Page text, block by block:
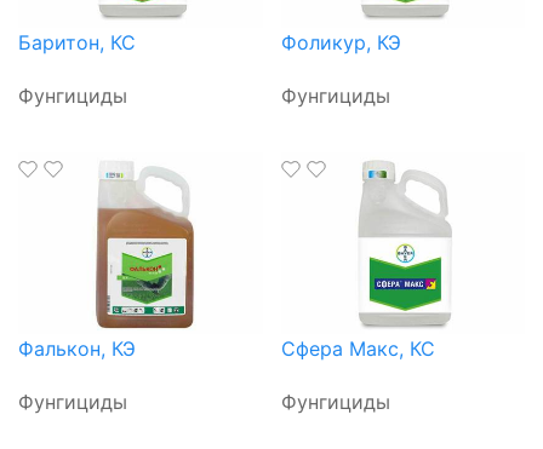
Баритон, КС
Фунгициды
Фоликур, КЭ
Фунгициды
Фалькон, КЭ
Фунгициды
Сфера Макс, КС
Фунгициды